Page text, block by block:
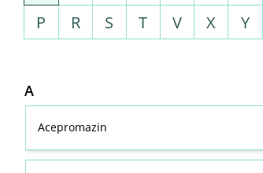
P
R S T V X Y
A
Acepromazin